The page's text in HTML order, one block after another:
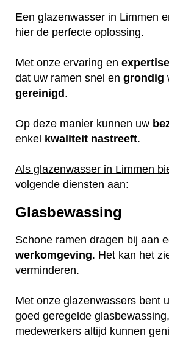
Een glazenwasser in Limmen
hier de perfecte oplossing.
Met onze ervaring en expertise
dat uw ramen snel en grondig
gereinigd .
Op deze manier kunnen uw
enkel kwaliteit nastreeft.
Als glazenwasser in Limmen
volgende diensten aan:
Glasbewassing
Schone ramen dragen bij aan
werkomgeving. Het kan het
verminderen.
Met onze glazenwassers bent
goed geregelde
medewerkers altijd kunnen